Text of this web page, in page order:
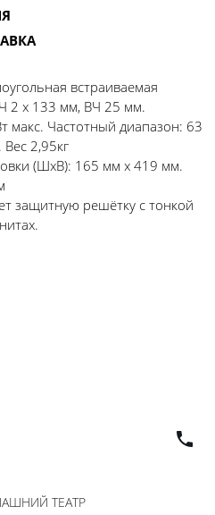
встраиваемая
2 x 133 мм, ВЧ 25 мм.
макс. Частотный диапазон: 63
2,95кг
(ШхВ): 165 мм х 419 мм.
защитную решётку с тонкой
ТЕАТР